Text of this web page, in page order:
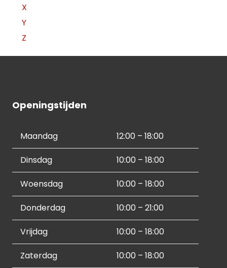
X
Y
Z
Openingstijden
Maandag 12:00 – 18:00
Dinsdag 10:00 – 18:00
Woensdag 10:00 – 18:00
Donderdag 10:00 – 21:00
Vrijdag 10:00 – 18:00
Zaterdag 10:00 – 18:00